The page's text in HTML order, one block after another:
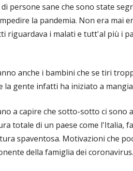
persone sane che sono state
la pandemia. Non era mai
riguardava i malati e tutt'al più i
anche i bambini che se tiri
la gente infatti ha iniziato a
a capire che sotto-sotto ci sono
totale di un paese come l'Italia,
spaventosa. Motivazioni che
della famiglia dei coronavirus.